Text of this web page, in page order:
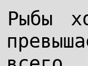
Рыбы